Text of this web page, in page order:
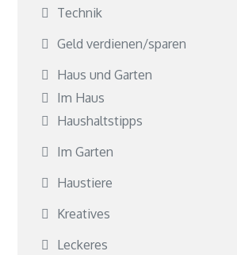
Technik
Geld verdienen/sparen
Haus und Garten
Im Haus
Haushaltstipps
Im Garten
Haustiere
Kreatives
Leckeres